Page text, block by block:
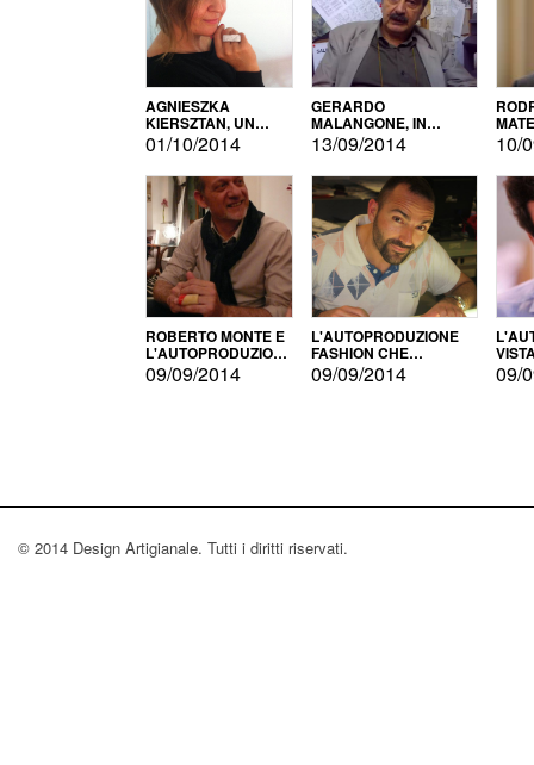
AGNIESZKA
KIERSZTAN, UN
MODELLO DI
AUTOPRODUZIONE
01/10/2014
GERARDO
MALANGONE, IN
GIURIA PER IL
CONCORSO
LETTERARIO
13/09/2014 10/
ROBERTO MONTE E
L'AUTOPRODUZIONE
CON IL CENSIMENTO
09/09/2014
L'AUTOPRODUZIONE
FASHION CHE
CONQUISTA GLI USA
09/09/2014 09/
© 2014 Design Artigianale. Tutti i diritti riservati.